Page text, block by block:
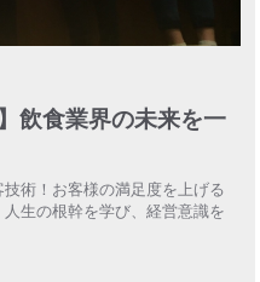
飲食業界の未来を一
術！お客様の満足度を上げる
生の根幹を学び、経営意識を